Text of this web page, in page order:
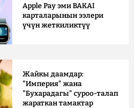
Apple Pay эми BAKAI
карталарынын ээлери
үчүн жеткиликтүү
Жайкы даамдар:
"Империя" жана
"Бухарадагы" суроо-талап
жараткан тамактар